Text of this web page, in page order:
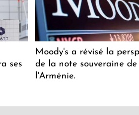
ses
Moody's a révisé la
de la note souveraine de
l'Arménie.